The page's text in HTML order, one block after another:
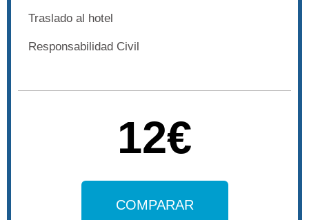
Traslado al hotel
Responsabilidad Civil
12€
COMPARAR